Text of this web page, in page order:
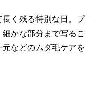
く残る特別な日。プ
かな部分まで写るこ
などのムダ毛ケアを